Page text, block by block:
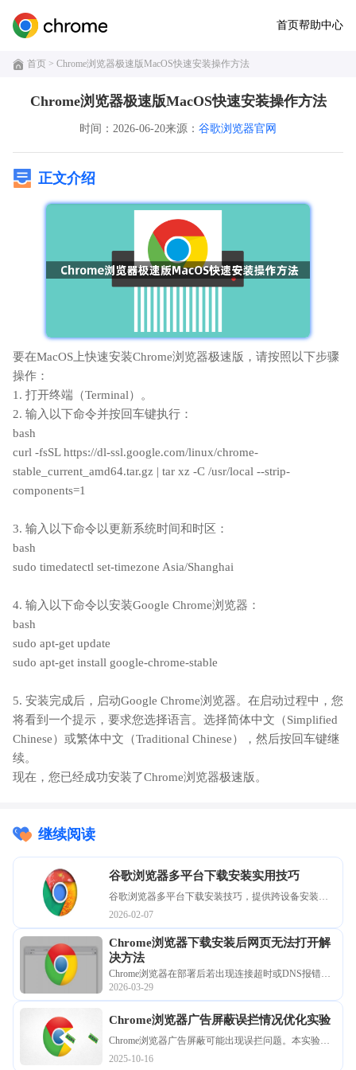
首页帮助中心
首页 > Chrome浏览器极速版MacOS快速安装操作方法
Chrome浏览器极速版MacOS快速安装操作方法
时间：2026-06-20来源： 谷歌浏览器官网
正文介绍
要在MacOS上快速安装Chrome浏览器极速版，请按照以下步骤
操作：
1. 打开终端（Terminal）。
2. 输入以下命令并按回车键执行：
bash
curl -fsSL https://dl-ssl.google.com/linux/chrome-
stable_current_amd64.tar.gz | tar xz -C /usr/local --strip-
components=1
3. 输入以下命令以更新系统时间和时区：
bash
sudo timedatectl set-timezone Asia/Shanghai
4. 输入以下命令以安装Google Chrome浏览器：
bash
sudo apt-get update
sudo apt-get install google-chrome-stable
5. 安装完成后，启动Google Chrome浏览器。在启动过程中，您
将看到一个提示，要求您选择语言。选择简体中文（Simplified
Chinese）或繁体中文（Traditional Chinese），然后按回车键继
续。
现在，您已经成功安装了Chrome浏览器极速版。
继续阅读
谷歌浏览器多平台下载安装实用技巧
谷歌浏览器多平台下载安装技巧，提供跨设备安装操
作方案，确保不同系统和设备顺利安装，提升使用便
捷性。
2026-02-07
Chrome浏览器下载安装后网页无法打开解
决方法
Chrome浏览器在部署后若出现连接超时或DNS报错，
通常涉及网络适配与系统策略。深入剖析底层渲染白
整安全代理设置及重置实验项的修复方案，助您快速
扫清上网障碍，恢复数字化工具的正常运行。
2026-03-29
Chrome浏览器广告屏蔽误拦情况优化实验
Chrome浏览器广告屏蔽可能出现误拦问题。本实验展
示优化方法，帮助用户减少误拦，提高网页浏览体验
2025-10-16